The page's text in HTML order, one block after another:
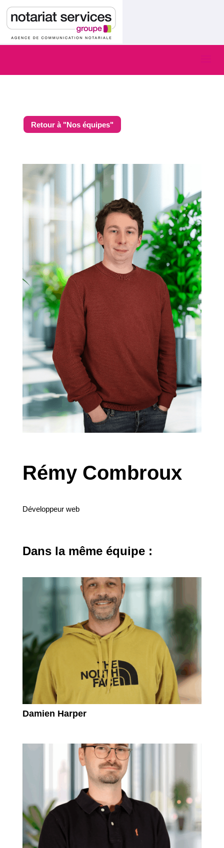
Retour à "Nos équipes"
Rémy Combroux
Développeur web
Dans la même équipe :
Damien Harper